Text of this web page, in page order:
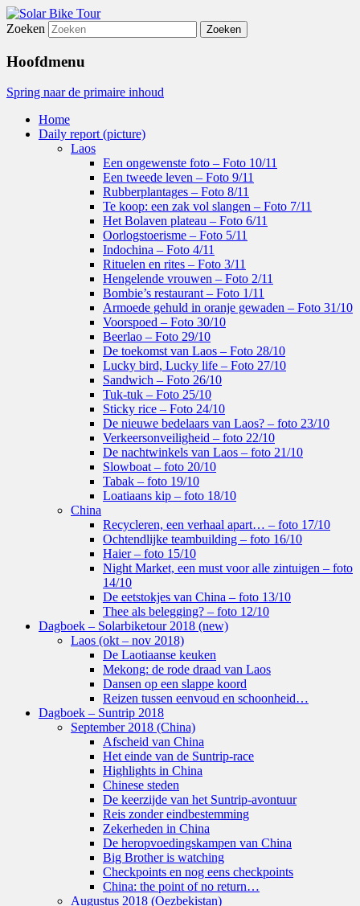
Solar Bike Tour
film fotografie travel reizen
Zoeken
Hoofdmenu
Spring naar de primaire inhoud
Home
Daily report (picture)
Laos
Een ongewenste foto – Foto 10/11
Een tweede leven – Foto 9/11
Rubberplantages – Foto 8/11
Te koop: een zak vol slangen – Foto 7/11
Het Bolaven plateau – Foto 6/11
Oorlogstoerisme – Foto 5/11
Indochina – Foto 4/11
Rituelen en rites – Foto 3/11
Hengelende vrouwen – Foto 2/11
Bombie’s restaurant – Foto 1/11
Armoede gehuld in oranje gewaden – Foto 31/10
Voorspoed – Foto 30/10
Beerlao – Foto 29/10
De toekomst van Laos – Foto 28/10
Lucky bird, Lucky life – Foto 27/10
Sandwich – Foto 26/10
Tuk-tuk – Foto 25/10
Sticky rice – Foto 24/10
De nieuwe bedelaars van Laos? – foto 23/10
Verkeersonveiligheid – foto 22/10
De nachtwinkels van Laos – foto 21/10
Slowboat – foto 20/10
Tabak – foto 19/10
Loatiaans kip – foto 18/10
China
Recycleren, een verhaal apart… – foto 17/10
Ochtendlijke teambuilding – foto 16/10
Haier – foto 15/10
Night Market, een must voor alle zintuigen – foto
14/10
De eetstokjes van China – foto 13/10
Thee als belegging? – foto 12/10
Dagboek – Solarbiketour 2018 (new)
Laos (okt – nov 2018)
De Laotiaanse keuken
Mekong: de rode draad van Laos
Dansen op een slappe koord
Reizen tussen eenvoud en schoonheid…
Dagboek – Suntrip 2018
September 2018 (China)
Afscheid van China
Het einde van de Suntrip-race
Highlights in China
Chinese steden
De keerzijde van het Suntrip-avontuur
Reis zonder eindbestemming
Zekerheden in China
De heropvoedingskampen van China
Big Brother is watching
Checkpoints en nog eens checkpoints
China: the point of no return…
Augustus 2018 (Oezbekistan)